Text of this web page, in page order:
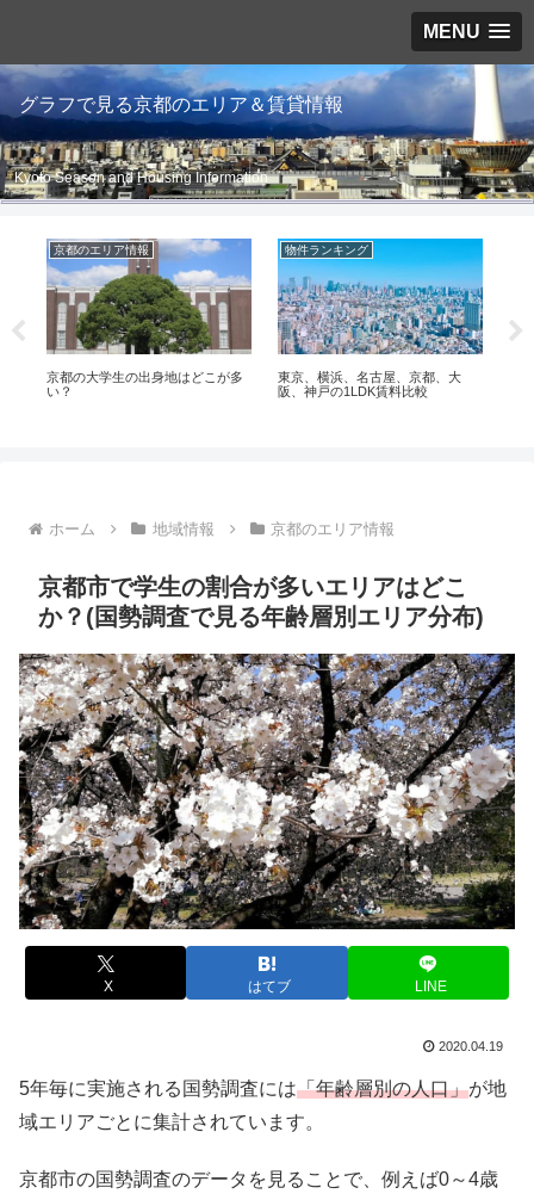
MENU
グラフで見る京都のエリア＆賃貸情報
Kyoto Season and Housing Information
京都のエリア情報
京都の大学生の出身地はどこが多
い？
物件ランキング
東京、横浜、名古屋、京都、大
阪、神戸の1LDK賃料比較
ホーム 地域情報 京都のエリア情報
京都市で学生の割合が多いエリアはどこ
か？(国勢調査で見る年齢層別エリア分布)
X はてブ LINE
2020.04.19
5年毎に実施される国勢調査には「年齢層別の人口」が地
域エリアごとに集計されています。
京都市の国勢調査のデータを見ることで、例えば0～4歳